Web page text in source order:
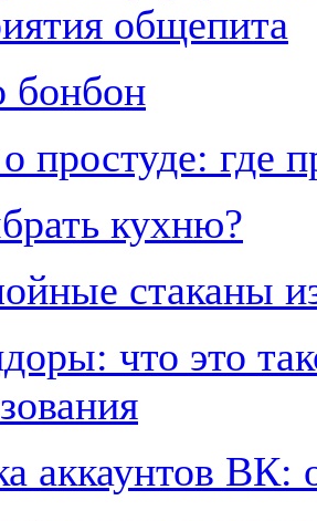
общепита
бонбон
где
кухню?
стаканы
что это
аккаунтов ВК: